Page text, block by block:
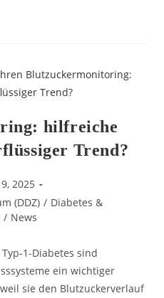
hilfreiche
Trend?
2025
(DDZ)​ / Diabetes &
/ News
1-Diabetes sind
ein wichtiger
sie den Blutzuckerverlauf